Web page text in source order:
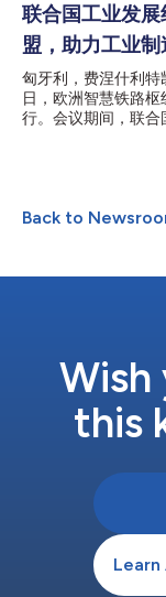
以色列等不同国家举
的成果表明，华为
自52所大学的5,400
入了300多万美元用
刘少伟表示：“从结
Arena实现自我提升
源池，这样的结果符
联合国工业发
盟，助力工业
匈牙利，费涅什利特
日，欧洲智慧铁路
行。会议期间，联合
刺勇在致辞中指出
在一起的。5G与人
造了很多价值，比
工智能将发挥越来
建立工业和制造业
个全球协作、知识
Tálosi表示，多式
5条宽轨和5条标准轨
Back to
Wish
this
Learn